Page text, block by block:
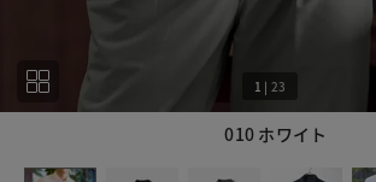
010 ホワイト
1 | 23